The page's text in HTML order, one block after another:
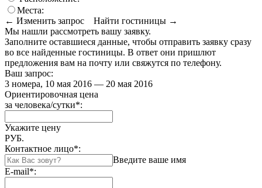
Места:
← Изменить запрос
Найти гостиницы →
Мы нашли рассмотреть вашу заявку.
Заполните оставшиеся данные, чтобы отправить заявку сразу
во все найденные гостиницы. В ответ они пришлют
предложения вам на почту или свяжутся по телефону.
Ваш запрос:
3 номера, 10 мая 2016 — 20 мая 2016
Ориентировочная цена
за человека/сутки*:
Укажите цену
РУБ.
Контактное лицо*:
Введите ваше имя
E-mail*: